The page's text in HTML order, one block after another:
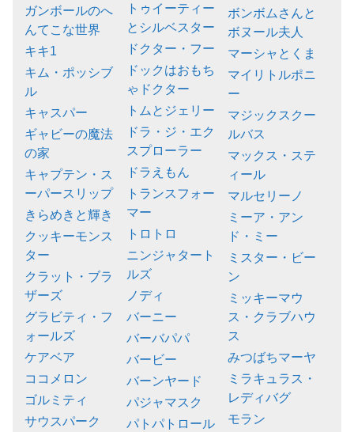
ガンボールのへ
んてこな世界
キキ1
キム・ポッシブ
ル
キャスパー
ギャビーの魔法
の家
キャプテン・ス
ーパースリップ
きらめきと輝き
クッキーモンス
ター
クラット・ブラ
ザーズ
グラビティ・フ
ォールズ
ケアベア
ココメロン
ゴルミティ
サウスパーク
トゥイーティー
とシルベスター
ドクター・フー
ドックはおもち
ゃドクター
トムとジェリー
ドラ・ジ・エク
スプローラー
ドラえもん
トランスフォー
マー
トロトロ
ニンジャタート
ルズ
ノディ
バーニー
バーバパパ
バービー
バーンヤード
パジャマスク
パトパトロール
ボンボムさんと
ボヌール夫人
マーシャとくま
マイリトルポニ
ー
マジックスクー
ルバス
マックス・ステ
ィール
マルセリーノ
ミーア・アン
ド・ミー
ミスター・ビー
ン
ミッキーマウ
ス・クラブハウ
ス
みつばちマーヤ
ミラキュラス・
レディバグ
モラン